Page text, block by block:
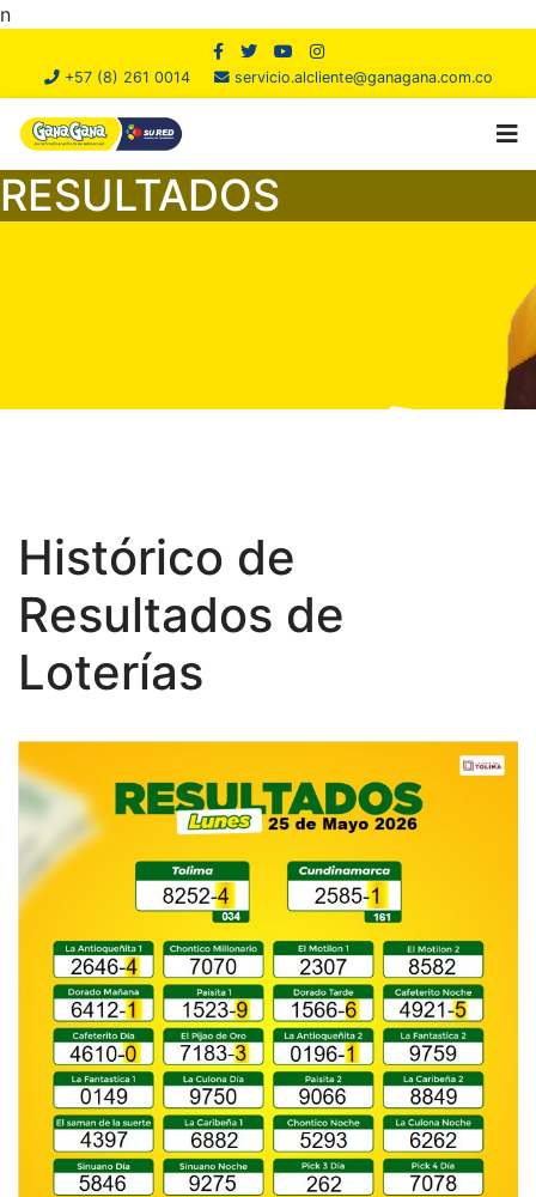
n
+57 (8) 261 0014 servicio.alcliente@ganagana.com.co
RESULTADOS
Histórico de
Resultados de
Loterías